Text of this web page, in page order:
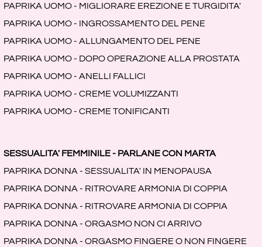
PAPRIKA UOMO - MIGLIORARE EREZIONE E TURGIDITA'
PAPRIKA UOMO - INGROSSAMENTO DEL PENE
PAPRIKA UOMO - ALLUNGAMENTO DEL PENE
PAPRIKA UOMO - DOPO OPERAZIONE ALLA PROSTATA
PAPRIKA UOMO - ANELLI FALLICI
PAPRIKA UOMO - CREME VOLUMIZZANTI
PAPRIKA UOMO - CREME TONIFICANTI
SESSUALITA' FEMMINILE - PARLANE CON MARTA
PAPRIKA DONNA - SESSUALITA' IN MENOPAUSA
PAPRIKA DONNA - RITROVARE ARMONIA DI COPPIA
PAPRIKA DONNA - RITROVARE ARMONIA DI COPPIA
PAPRIKA DONNA - ORGASMO NON CI ARRIVO
PAPRIKA DONNA - ORGASMO FINGERE O NON FINGERE